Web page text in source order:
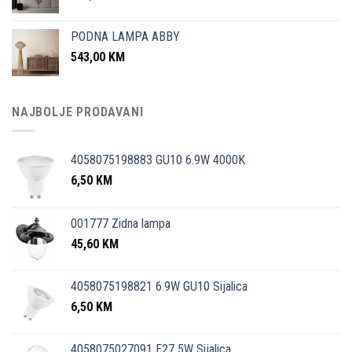
PODNA LAMPA ABBY
543,00 KM
NAJBOLJE PRODAVANI
4058075198883 GU10 6.9W 4000K
6,50 KM
001777 Zidna lampa
45,60 KM
4058075198821 6.9W GU10 Sijalica
6,50 KM